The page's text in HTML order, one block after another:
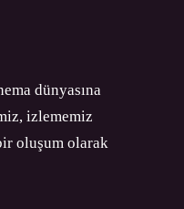
dünyasına
izlememiz
oluşum olarak